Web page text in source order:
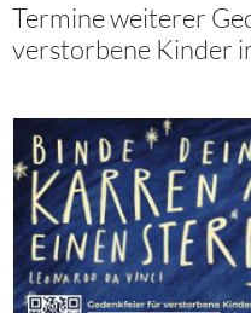
Termine weiterer
verstorbene Kinder